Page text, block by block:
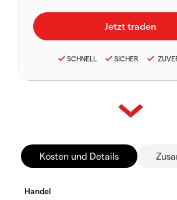
SCHNELL SICHER
Kosten und Details